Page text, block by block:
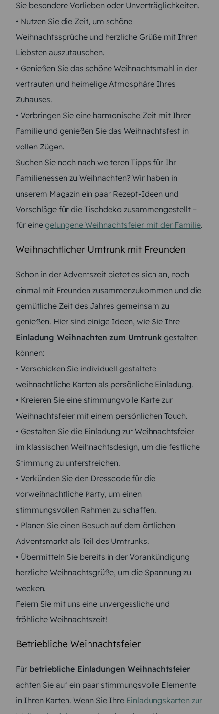
Sie besondere Vorlieben oder Unverträglichkeiten.
• Nutzen Sie die Zeit, um schöne
Weihnachtssprüche und herzliche Grüße mit Ihren
Liebsten auszutauschen.
• Genießen Sie das schöne Weihnachtsmahl in der
vertrauten und heimelige Atmosphäre Ihres
Zuhauses.
• Verbringen Sie eine harmonische Zeit mit Ihrer
Familie und genießen Sie das Weihnachtsfest in
vollen Zügen.
Suchen Sie noch nach weiteren Tipps für Ihr
Familienessen zu Weihnachten? Wir haben in
unserem Magazin ein paar Rezept-Ideen und
Vorschläge für die Tischdeko zusammengestellt –
für eine gelungene Weihnachtsfeier mit der Familie.
Weihnachtlicher Umtrunk mit Freunden
Schon in der Adventszeit bietet es sich an, noch
einmal mit Freunden zusammenzukommen und die
gemütliche Zeit des Jahres gemeinsam zu
genießen. Hier sind einige Ideen, wie Sie Ihre
Einladung Weihnachten zum Umtrunk gestalten
können:
• Verschicken Sie individuell gestaltete
weihnachtliche Karten als persönliche Einladung.
• Kreieren Sie eine stimmungvolle Karte zur
Weihnachtsfeier mit einem persönlichen Touch.
• Gestalten Sie die Einladung zur Weihnachtsfeier
im klassischen Weihnachtsdesign, um die festliche
Stimmung zu unterstreichen.
• Verkünden Sie den Dresscode für die
vorweihnachtliche Party, um einen
stimmungsvollen Rahmen zu schaffen.
• Planen Sie einen Besuch auf dem örtlichen
Adventsmarkt als Teil des Umtrunks.
• Übermitteln Sie bereits in der Vorankündigung
herzliche Weihnachtsgrüße, um die Spannung zu
wecken.
Feiern Sie mit uns eine unvergessliche und
fröhliche Weihnachtszeit!
Betriebliche Weihnachtsfeier
Für betriebliche Einladungen Weihnachtsfeier
achten Sie auf ein paar stimmungsvolle Elemente
in Ihren Karten. Wenn Sie Ihre Einladungskarten zur